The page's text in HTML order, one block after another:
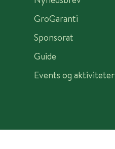
GroGaranti
Sponsorat
Guide
Events og aktiviteter